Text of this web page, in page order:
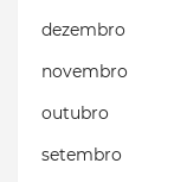
dezembro
novembro
outubro
setembro